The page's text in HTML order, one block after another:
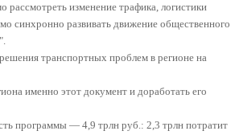
изменение трафика, логистики
синхронно развивать движение общественного
транспортных проблем в регионе на
именно этот документ и доработать его
программы — 4,9 трлн руб.: 2,3 трлн потратит